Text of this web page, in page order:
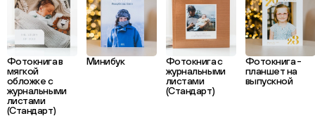
Фотокнига в
мягкой
обложке с
журнальными
листами
(Стандарт)
Минибук
Фотокнига с
журнальными
листами
(Стандарт)
Фотокнига -
планшет на
выпускной